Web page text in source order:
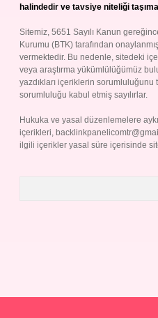
halindedir ve tavsiye niteliği
Sitemiz, 5651 Sayılı Kanun
Kurumu (BTK) tarafından
vermektedir. Bu nedenle, sitedeki
veya araştırma yükümlülüğümüz
yazdıkları içeriklerin
sorumluluğu kabul etmiş sayılırlar.
Hukuka ve yasal düzenlemelere
içerikleri,
ilgili içerikler yasal süre içerisinde